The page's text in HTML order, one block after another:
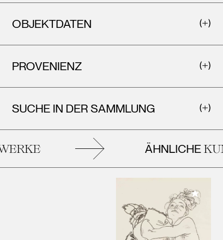
Wien
Wien
OBJEKTDATEN
PROVENIENZ
SUCHE IN DER SAMMLUNG
ÄHNLICHE
Meiner